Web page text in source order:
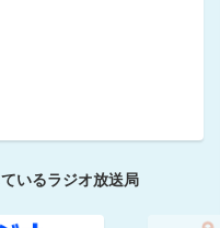
U-kari STUDIO
いるラジオ放送局